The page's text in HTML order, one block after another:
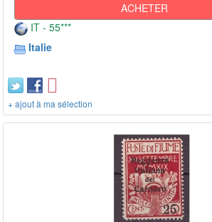
ACHETER
IT - 55***
Italie
+ ajout à ma sélection